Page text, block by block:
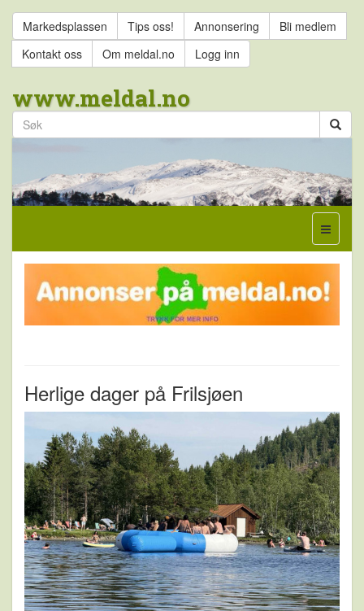
Markedsplassen Tips oss! Annonsering
Bli medlem
Kontakt oss
Om meldal.no Logg inn
www.meldal.no
Herlige dager på Frilsjøen